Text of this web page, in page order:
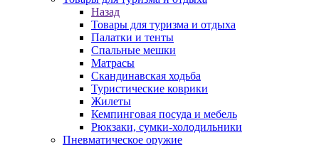
Назад
Товары для туризма и отдыха
Палатки и тенты
Спальные мешки
Матрасы
Скандинавская ходьба
Туристические коврики
Жилеты
Кемпинговая посуда и мебель
Рюкзаки, сумки-холодильники
Пневматическое оружие